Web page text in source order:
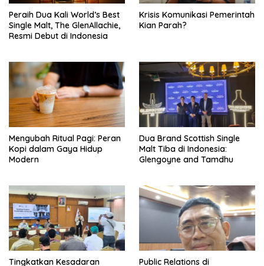
Peraih Dua Kali World’s Best
Single Malt, The GlenAllachie,
Resmi Debut di Indonesia
Krisis Komunikasi Pemerintah
Kian Parah?
Mengubah Ritual Pagi: Peran
Kopi dalam Gaya Hidup
Modern
Dua Brand Scottish Single
Malt Tiba di Indonesia:
Glengoyne and Tamdhu
Tingkatkan Kesadaran Public Relations di